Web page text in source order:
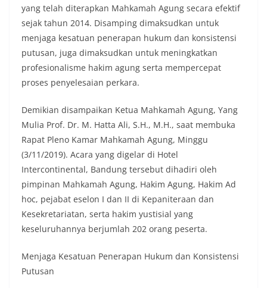
yang telah diterapkan Mahkamah Agung secara efektif
sejak tahun 2014. Disamping dimaksudkan untuk
menjaga kesatuan penerapan hukum dan konsistensi
putusan, juga dimaksudkan untuk meningkatkan
profesionalisme hakim agung serta mempercepat
proses penyelesaian perkara.
Demikian disampaikan Ketua Mahkamah Agung, Yang
Mulia Prof. Dr. M. Hatta Ali, S.H., M.H., saat membuka
Rapat Pleno Kamar Mahkamah Agung, Minggu
(3/11/2019). Acara yang digelar di Hotel
Intercontinental, Bandung tersebut dihadiri oleh
pimpinan Mahkamah Agung, Hakim Agung, Hakim Ad
hoc, pejabat eselon I dan II di Kepaniteraan dan
Kesekretariatan, serta hakim yustisial yang
keseluruhannya berjumlah 202 orang peserta.
Menjaga Kesatuan Penerapan Hukum dan Konsistensi
Putusan